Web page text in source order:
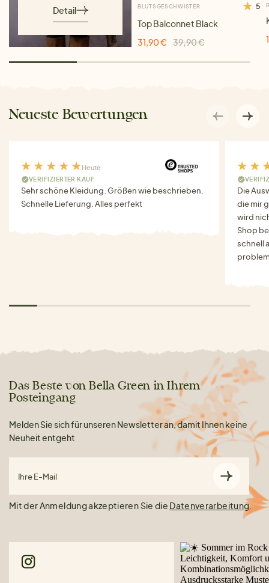
Detail BLUTSGESCHWISTER 5
Top Balconnet Black
31,90 €
39,90 €
Neueste Bewertungen
Heute
VERIFIZIERTER KAUF
Sehr schöne Kleidung. Größen wie beschrieben.
Schnelle Lieferung. Alles perfekt
Die
die mir
wird
Shop
schnell
Das Beste von Bella Green in Ihrem
Posteingang
Melden Sie sich für unseren Newsletter an, damit Ihnen keine
Neuheit entgeht
Ihre E-Mail
Mit der Anmeldung akzeptieren Sie die Datenverarbeitung.